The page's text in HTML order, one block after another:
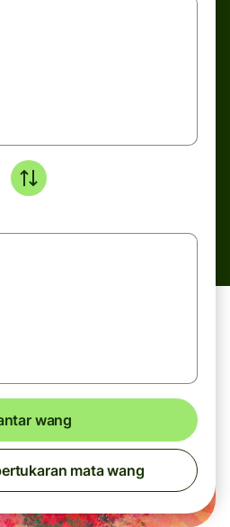
wang
mata wang